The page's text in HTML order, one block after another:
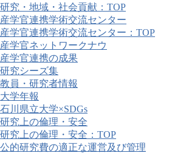
研究・地域・社会貢献：TOP
産学官連携学術交流センター
産学官連携学術交流センター：TOP
産学官ネットワークナウ
産学官連携の成果
研究シーズ集
教員・研究者情報
大学年報
石川県立大学×SDGs
研究上の倫理・安全
研究上の倫理・安全：TOP
公的研究費の適正な運営及び管理